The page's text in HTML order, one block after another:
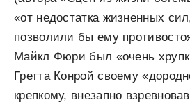
«от недостатка жизненных
позволили бы ему
Майкл Фюри был «очень
Гретта Конрой своему
крепкому, внезапно